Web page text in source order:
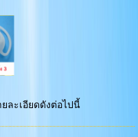
ละเอียดดังต่อไปนี้